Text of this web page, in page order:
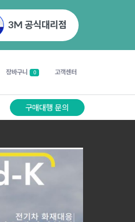
3M 공식대리점
장바구니 0 고객센터
구매대행 문의